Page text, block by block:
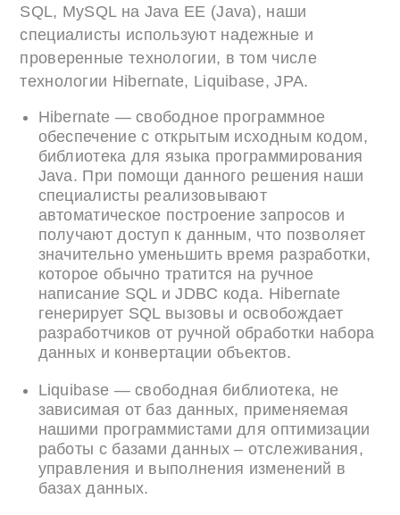
SQL, MySQL на Java EE (Java), наши
специалисты используют надежные и
проверенные технологии, в том числе
технологии Hibernate, Liquibase, JPA.
Hibernate — свободное программное
обеспечение с открытым исходным кодом,
библиотека для языка программирования
Java. При помощи данного решения наши
специалисты реализовывают
автоматическое построение запросов и
получают доступ к данным, что позволяет
значительно уменьшить время разработки,
которое обычно тратится на ручное
написание SQL и JDBC кода. Hibernate
генерирует SQL вызовы и освобождает
разработчиков от ручной обработки набора
данных и конвертации объектов.
Liquibase — свободная библиотека, не
зависимая от баз данных, применяемая
нашими программистами для оптимизации
работы с базами данных – отслеживания,
управления и выполнения изменений в
базах данных.